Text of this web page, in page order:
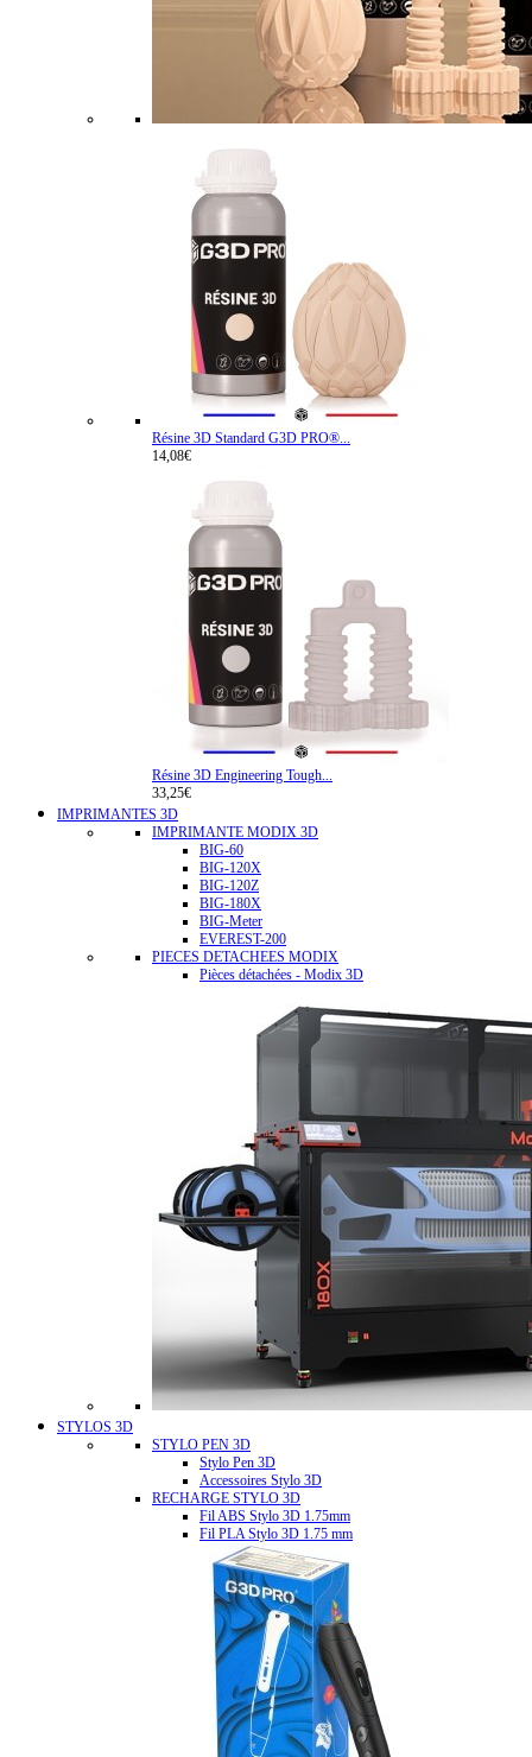
Résine 3D Standard G3D PRO®...
14,08€
Résine 3D Engineering Tough...
33,25€
IMPRIMANTES 3D
IMPRIMANTE MODIX 3D
BIG-60
BIG-120X
BIG-120Z
BIG-180X
BIG-Meter
EVEREST-200
PIECES DETACHEES MODIX
Pièces détachées - Modix 3D
STYLOS 3D
STYLO PEN 3D
Stylo Pen 3D
Accessoires Stylo 3D
RECHARGE STYLO 3D
Fil ABS Stylo 3D 1.75mm
Fil PLA Stylo 3D 1.75 mm